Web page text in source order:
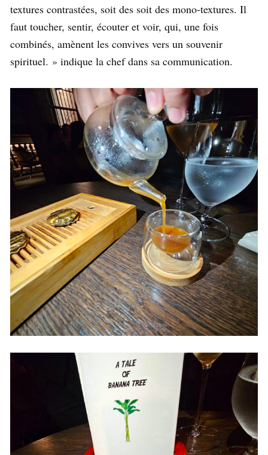
textures contrastées, soit des soit des mono-textures. Il
faut toucher, sentir, écouter et voir, qui, une fois
combinés, amènent les convives vers un souvenir
spirituel. » indique la chef dans sa communication.